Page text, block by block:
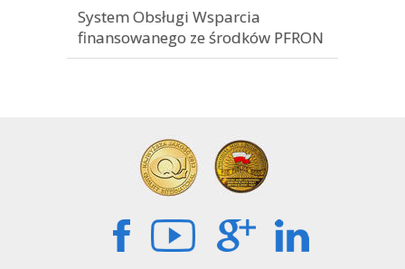
System Obsługi Wsparcia
finansowanego ze środków PFRON